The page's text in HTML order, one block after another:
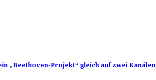
„Beethoven-Projekt“ gleich auf zwei